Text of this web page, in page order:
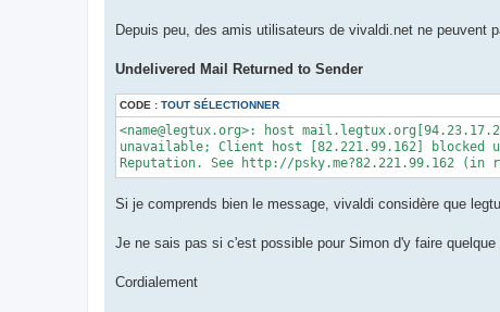
g
e
Depuis peu, des amis utilisateurs de vivaldi.net ne peuvent
Undelivered Mail Returned to Sender
CODE : TOUT SÉLECTIONNER
<name@legtux.org>: host
unavailable; Client host [82.221.99.162] blocked
Reputation. See http://psky.me?82.221.99.162 (in
Si je comprends bien le message, vivaldi considère que
Je ne sais pas si c'est possible pour Simon d'y faire
Cordialement